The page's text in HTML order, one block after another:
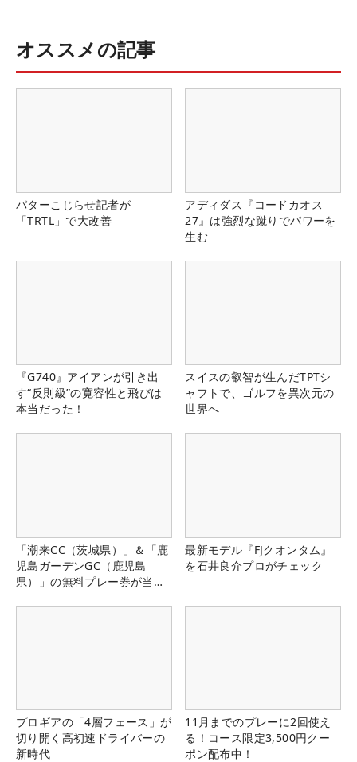
オススメの記事
パターこじらせ記者が
「TRTL」で大改善
アディダス『コードカオス
27』は強烈な蹴りでパワーを
生む
『G740』アイアンが引き出
す“反則級”の寛容性と飛びは
本当だった！
スイスの叡智が生んだTPTシ
ャフトで、ゴルフを異次元の
世界へ
「潮来CC（茨城県）」＆「鹿
児島ガーデンGC（鹿児島
県）」の無料プレー券が当た
最新モデル『FJクオンタム』
を石井良介プロがチェック
プロギアの「4層フェース」が
切り開く高初速ドライバーの
新時代
11月までのプレーに2回使え
る！コース限定3,500円クー
ポン配布中！